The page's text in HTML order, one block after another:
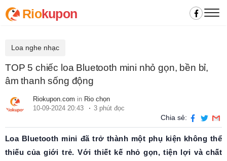
Riokupon
Loa nghe nhạc
TOP 5 chiếc loa Bluetooth mini nhỏ gọn, bền bỉ,
âm thanh sống động
Riokupon.com in Rio chọn
10-09-2024 20:43
3 phút đọc
Chia sẻ:
Loa Bluetooth mini đã trở thành một phụ kiện không thể
thiếu của giới trẻ. Với thiết kế nhỏ gọn, tiện lợi và chất